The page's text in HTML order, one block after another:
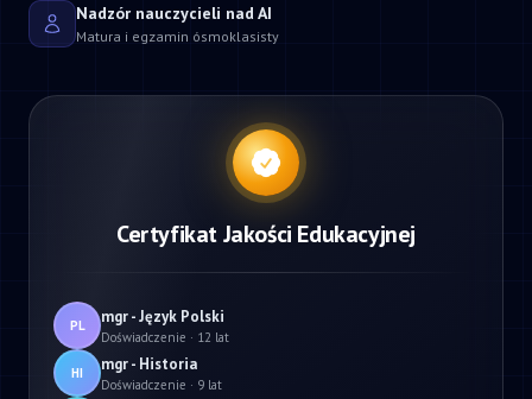
Nadzór nauczycieli nad AI
Matura i egzamin ósmoklasisty
Certyfikat Jakości Edukacyjnej
PL mgr - Język Polski
Doświadczenie · 12 lat
HI mgr - Historia
Doświadczenie · 9 lat